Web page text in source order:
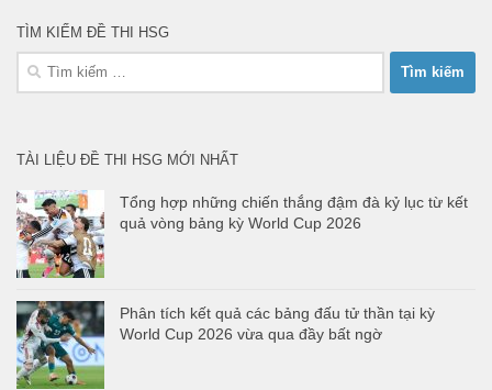
TÌM KIẾM ĐỀ THI HSG
Tìm
TÀI LIỆU ĐỀ THI HSG MỚI NHẤT
Tổng hợp những chiến thắng đậm đà kỷ lục từ kết
quả vòng bảng kỳ World Cup 2026
Phân tích kết quả các bảng đấu tử thần tại kỳ
World Cup 2026 vừa qua đầy bất ngờ